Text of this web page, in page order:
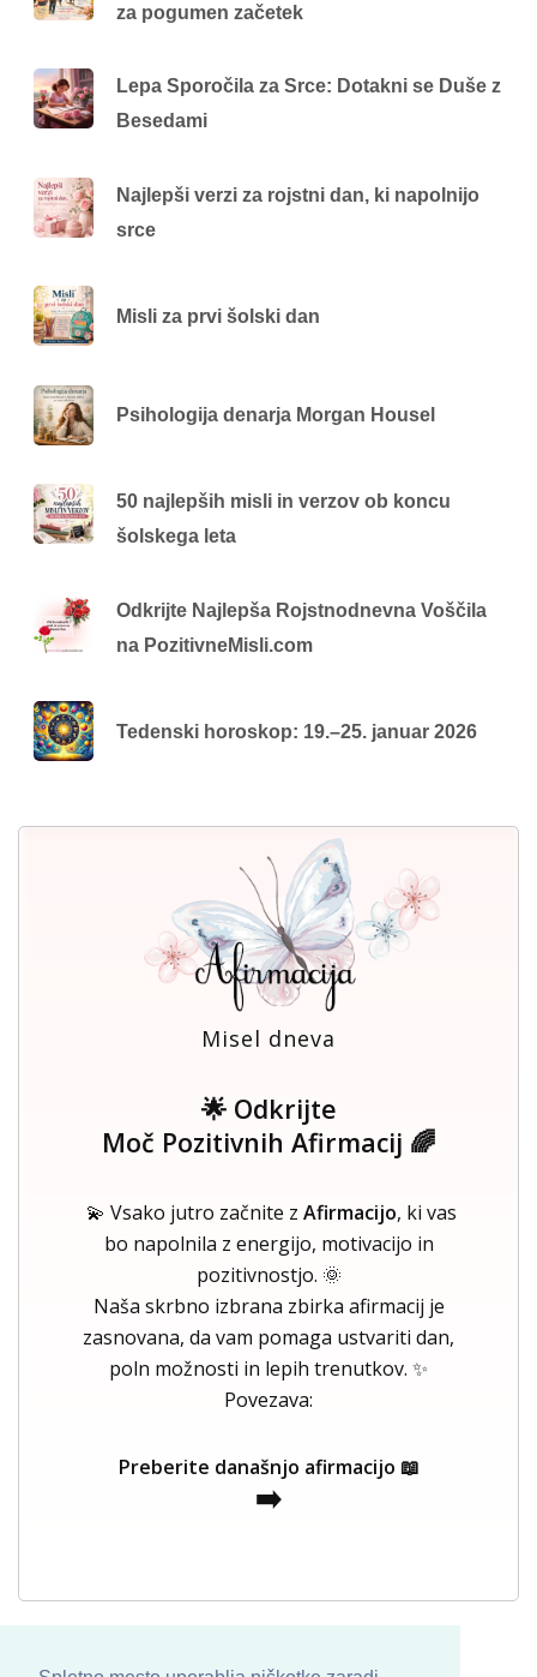
za pogumen začetek
Lepa Sporočila za Srce: Dotakni se Duše z
Besedami
Najlepši verzi za rojstni dan, ki napolnijo
srce
Misli za prvi šolski dan
Psihologija denarja Morgan Housel
50 najlepših misli in verzov ob koncu
šolskega leta
Odkrijte Najlepša Rojstnodnevna Voščila
na PozitivneMisli.com
Tedenski horoskop: 19.–25. januar 2026
Misel dneva
🌟 Odkrijte
Moč Pozitivnih Afirmacij 🌈
💫 Vsako jutro začnite z Afirmacijo, ki vas
bo napolnila z energijo, motivacijo in
pozitivnostjo. 🌞
Naša skrbno izbrana zbirka afirmacij je
zasnovana, da vam pomaga ustvariti dan,
poln možnosti in lepih trenutkov. ✨
Povezava:
Preberite današnjo afirmacijo 📖
➡️